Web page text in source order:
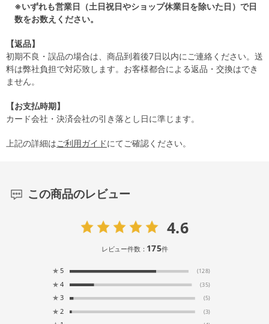
※いずれも営業日（土日祝日やショップ休業日を除いた日）で日
数をお数えください。
【返品】
初期不良・誤品の場合は、商品到着後7日以内にご連絡ください。送
料は弊社負担で対応致します。お客様都合による返品・交換はでき
ません。
【お支払時期】
カード会社・決済会社の引き落とし日に準じます。
上記の詳細はご利用ガイドにてご確認ください。
この商品のレビュー
4.6
レビュー件数： 175件
★ 5 (128)
★ 4 (35)
★ 3 (5)
★ 2 (3)